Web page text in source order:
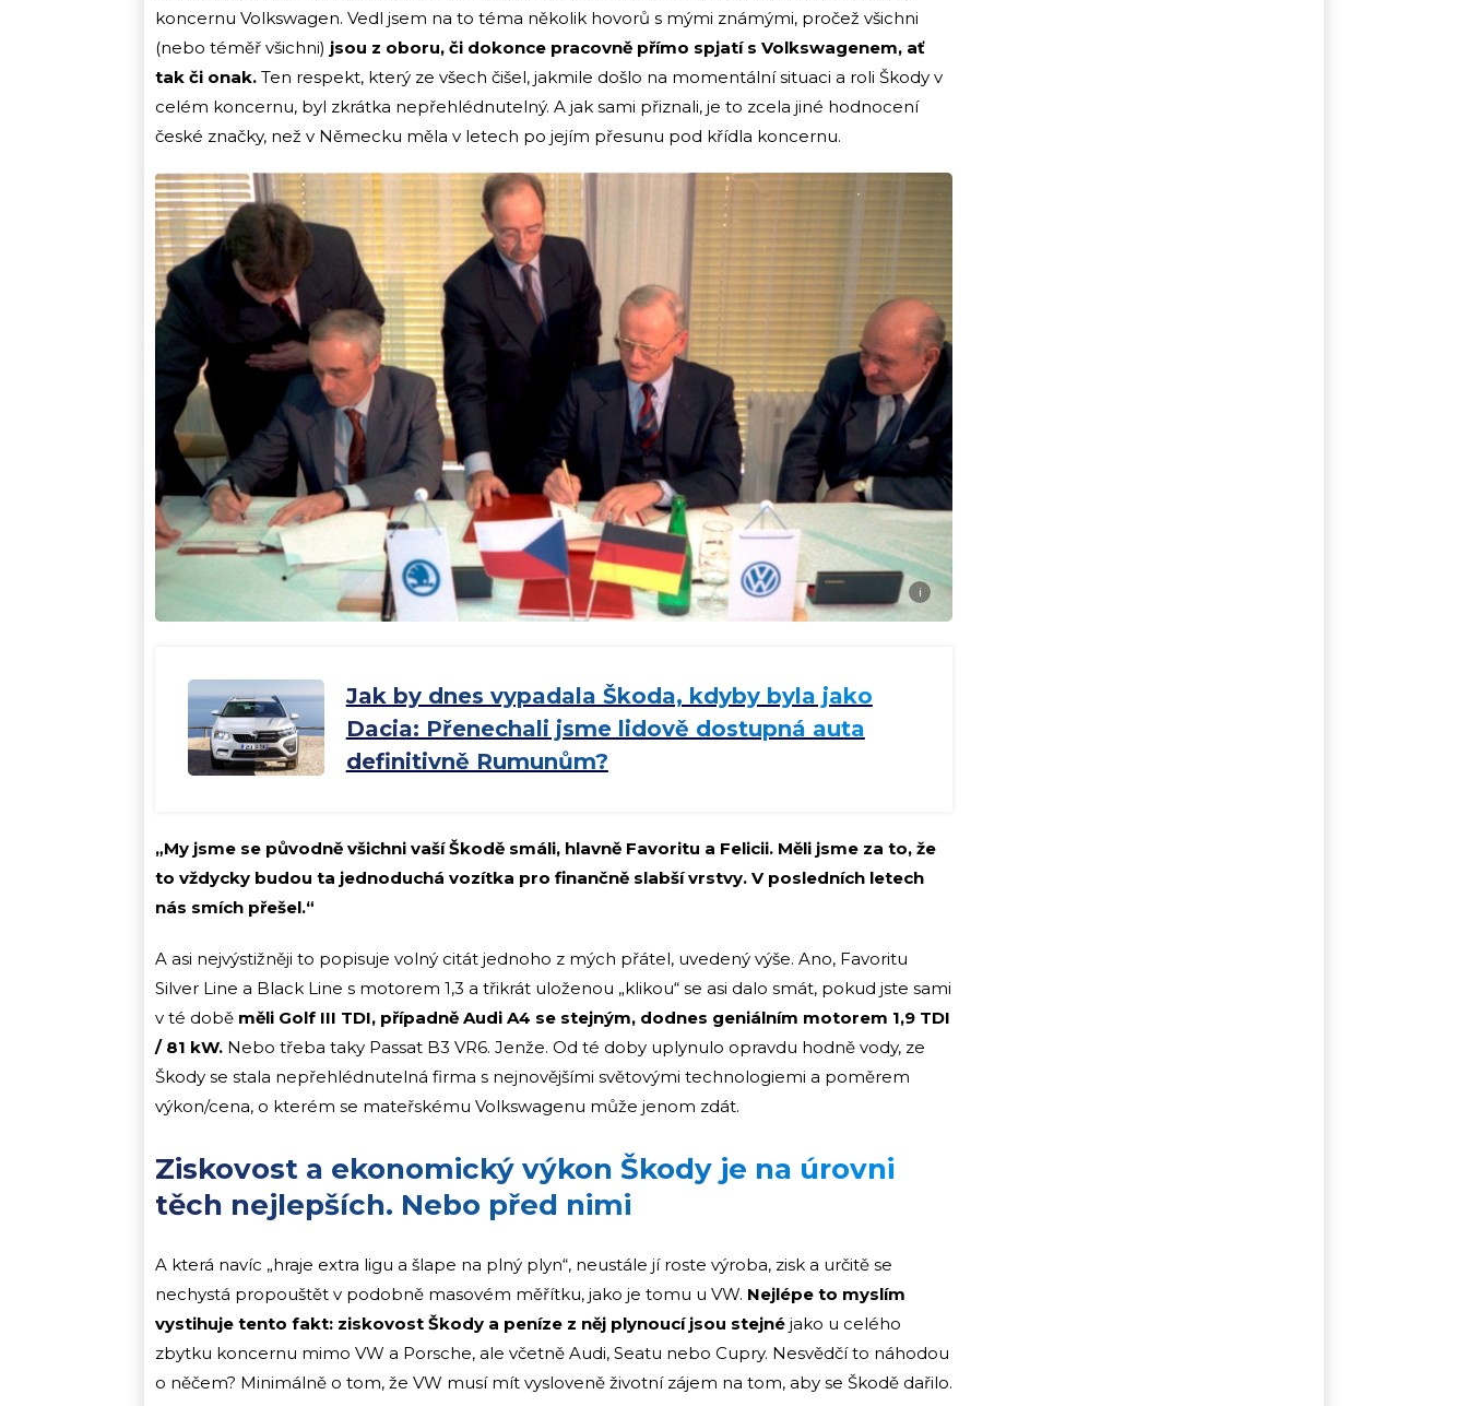
koncernu Volkswagen. Vedl jsem na to téma několik hovorů s mými známými, pročež všichni
(nebo téměř všichni) jsou z oboru, či dokonce pracovně přímo spjatí s Volkswagenem, ať
tak či onak. Ten respekt, který ze všech čišel, jakmile došlo na momentální situaci a roli Škody v
celém koncernu, byl zkrátka nepřehlédnutelný. A jak sami přiznali, je to zcela jiné hodnocení
české značky, než v Německu měla v letech po jejím přesunu pod křídla koncernu.
i
Jak by dnes vypadala Škoda, kdyby byla jako
Dacia: Přenechali jsme lidově dostupná auta
definitivně Rumunům?
„My jsme se původně všichni vaší Škodě smáli, hlavně Favoritu a Felicii. Měli jsme za to, že
to vždycky budou ta jednoduchá vozítka pro finančně slabší vrstvy. V posledních letech
nás smích přešel.“
A asi nejvýstižněji to popisuje volný citát jednoho z mých přátel, uvedený výše. Ano, Favoritu
Silver Line a Black Line s motorem 1,3 a třikrát uloženou „klikou“ se asi dalo smát, pokud jste sami
v té době měli Golf III TDI, případně Audi A4 se stejným, dodnes geniálním motorem 1,9 TDI
/ 81 kW. Nebo třeba taky Passat B3 VR6. Jenže. Od té doby uplynulo opravdu hodně vody, ze
Škody se stala nepřehlédnutelná firma s nejnovějšími světovými technologiemi a poměrem
výkon/cena, o kterém se mateřskému Volkswagenu může jenom zdát.
Ziskovost a ekonomický výkon Škody je na úrovni
těch nejlepších. Nebo před nimi
A která navíc „hraje extra ligu a šlape na plný plyn“, neustále jí roste výroba, zisk a určitě se
nechystá propouštět v podobně masovém měřítku, jako je tomu u VW. Nejlépe to myslím
vystihuje tento fakt: ziskovost Škody a peníze z něj plynoucí jsou stejné jako u celého
zbytku koncernu mimo VW a Porsche, ale včetně Audi, Seatu nebo Cupry. Nesvědčí to náhodou
o něčem? Minimálně o tom, že VW musí mít vysloveně životní zájem na tom, aby se Škodě dařilo.